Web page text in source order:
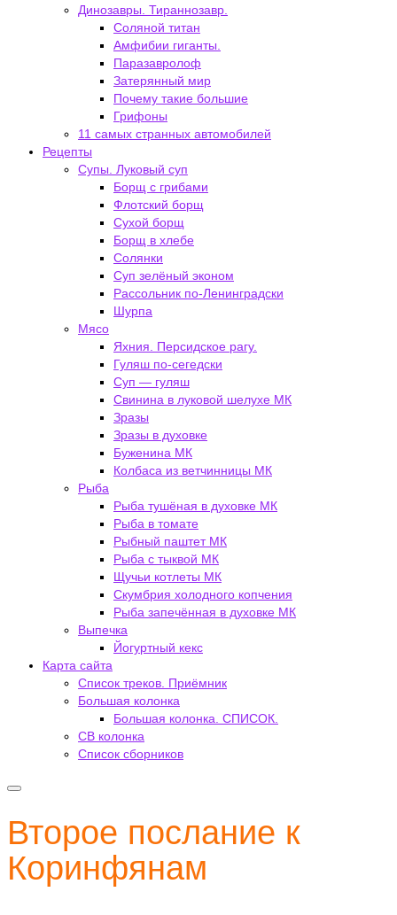
Динозавры. Тираннозавр.
Соляной титан
Амфибии гиганты.
Паразавролоф
Затерянный мир
Почему такие большие
Грифоны
11 самых странных автомобилей
Рецепты
Супы. Луковый суп
Борщ с грибами
Флотский борщ
Сухой борщ
Борщ в хлебе
Солянки
Суп зелёный эконом
Рассольник по-Ленинградски
Шурпа
Мясо
Яхния. Персидское рагу.
Гуляш по-сегедски
Суп — гуляш
Свинина в луковой шелухе МК
Зразы
Зразы в духовке
Буженина МК
Колбаса из ветчинницы МК
Рыба
Рыба тушёная в духовке МК
Рыба в томате
Рыбный паштет МК
Рыба с тыквой МК
Щучьи котлеты МК
Скумбрия холодного копчения
Рыба запечённая в духовке МК
Выпечка
Йогуртный кекс
Карта сайта
Список треков. Приёмник
Большая колонка
Большая колонка. СПИСОК.
СВ колонка
Список сборников
Второе послание к
Коринфянам